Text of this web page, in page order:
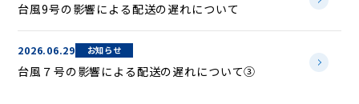
台風9号の影響による配送の遅れについて
2026.06.29 お知らせ
台風７号の影響による配送の遅れについて③